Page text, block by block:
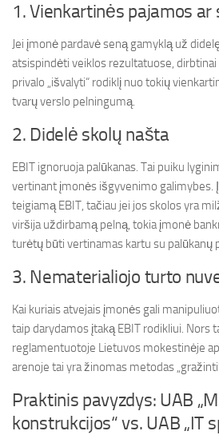
1. Vienkartinės pajamos ar
Jei įmonė pardavė seną gamyklą už
atsispindėti veiklos rezultatuose,
privalo „išvalyti“ rodiklį nuo tokių
tvarų verslo pelningumą.
2. Didelė skolų našta
EBIT ignoruoja palūkanas. Tai puiku
vertinant įmonės išgyvenimo galimybes.
teigiamą EBIT, tačiau jei jos skolos yra
viršija uždirbamą pelną, tokia įmonė
turėtų būti vertinamas kartu su palūkanų
3. Nematerialiojo turto
Kai kuriais atvejais įmonės gali
taip darydamos įtaką EBIT rodikliui. Nors
reglamentuotoje Lietuvos mokestinėje
arenoje tai yra žinomas metodas
Praktinis pavyzdys: UAB
konstrukcijos“ vs. UAB „IT